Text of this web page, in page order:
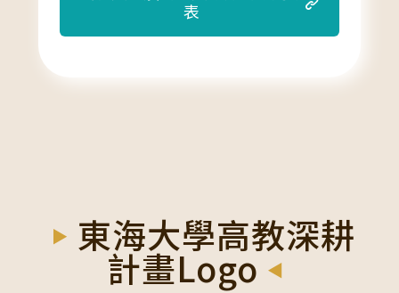
表
東海大學高教深耕
計畫Logo